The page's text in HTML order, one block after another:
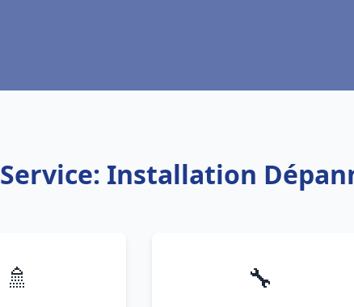
Service: Installation
🚿 🔧